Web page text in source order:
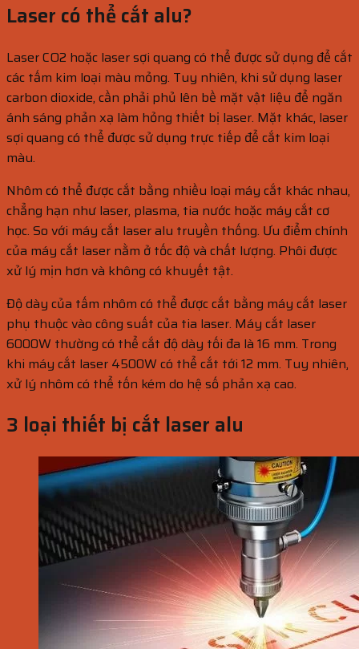
Laser có thể cắt alu?
Laser CO2 hoặc laser sợi quang có thể được sử dụng để cắt
các tấm kim loại màu mỏng. Tuy nhiên, khi sử dụng laser
carbon dioxide, cần phải phủ lên bề mặt vật liệu để ngăn
ánh sáng phản xạ làm hỏng thiết bị laser. Mặt khác, laser
sợi quang có thể được sử dụng trực tiếp để cắt kim loại
màu.
Nhôm có thể được cắt bằng nhiều loại máy cắt khác nhau,
chẳng hạn như laser, plasma, tia nước hoặc máy cắt cơ
học. So với máy cắt laser alu truyền thống. Ưu điểm chính
của máy cắt laser nằm ở tốc độ và chất lượng. Phôi được
xử lý mịn hơn và không có khuyết tật.
Độ dày của tấm nhôm có thể được cắt bằng máy cắt laser
phụ thuộc vào công suất của tia laser. Máy cắt laser
6000W thường có thể cắt độ dày tối đa là 16 mm. Trong
khi máy cắt laser 4500W có thể cắt tới 12 mm. Tuy nhiên,
xử lý nhôm có thể tốn kém do hệ số phản xạ cao.
3 loại thiết bị cắt laser alu